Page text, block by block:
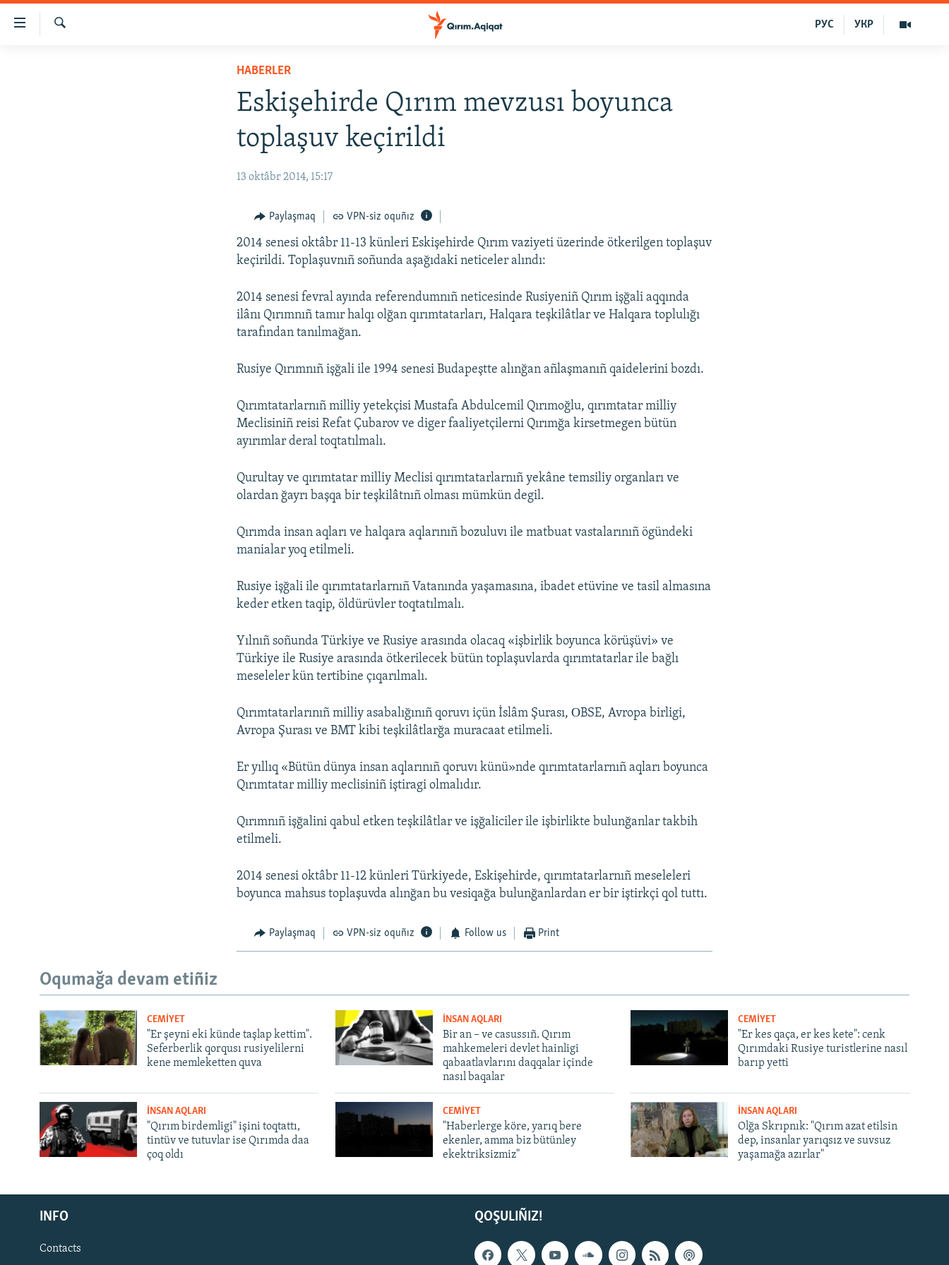
açıqlığı
Русский
Українською
QOŞULIÑIZ!
УКР
РУС
HABERLER
Eskişehirde Qırım mevzusı boyunca
toplaşuv keçirildi
13 oktâbr 2014, 15:17
Paylaşmaq VPN-siz oquñız
2014 senesi oktâbr 11-13 künleri Eskişehirde Qırım vaziyeti üzerinde ötkerilgen toplaşuv
keçirildi. Toplaşuvnıñ soñunda aşağıdaki neticeler alındı:
2014 senesi fevral ayında referendumnıñ neticesinde Rusiyeniñ Qırım işğali aqqında
ilânı Qırımnıñ tamır halqı olğan qırımtatarları, Halqara teşkilâtlar ve Halqara toplulığı
tarafından tanılmağan.
Rusiye Qırımnıñ işğali ile 1994 senesi Budapeştte alınğan añlaşmanıñ qaidelerini bozdı.
Qırımtatarlarnıñ milliy yetekçisi Mustafa Abdulcemil Qırımoğlu, qırımtatar milliy
Meclisiniñ reisi Refat Çubarov ve diger faaliyetçilerni Qırımğa kirsetmegen bütün
ayırımlar deral toqtatılmalı.
Qurultay ve qırımtatar milliy Meclisi qırımtatarlarnıñ yekâne temsiliy organları ve
olardan ğayrı başqa bir teşkilâtnıñ olması mümkün degil.
Qırımda insan aqları ve halqara aqlarınıñ bozuluvı ile matbuat vastalarınıñ ögündeki
manialar yoq etilmeli.
Rusiye işğali ile qırımtatarlarnıñ Vatanında yaşamasına, ibadet etüvine ve tasil almasına
keder etken taqip, öldürüvler toqtatılmalı.
Yılnıñ soñunda Türkiye ve Rusiye arasında olacaq «işbirlik boyunca körüşüvi» ve
Türkiye ile Rusiye arasında ötkerilecek bütün toplaşuvlarda qırımtatarlar ile bağlı
meseleler kün tertibine çıqarılmalı.
Qırımtatarlarınıñ milliy asabalığınıñ qoruvı içün İslâm Şurası, ОBSE, Avropa birligi,
Avropa Şurası ve BMT kibi teşkilâtlarğa muracaat etilmeli.
Er yıllıq «Bütün dünya insan aqlarınıñ qoruvı künü»nde qırımtatarlarnıñ aqları boyunca
Qırımtatar milliy meclisiniñ iştiragi olmalıdır.
Qırımnıñ işğalini qabul etken teşkilâtlar ve işğaliciler ile işbirlikte bulunğanlar takbih
etilmeli.
2014 senesi oktâbr 11-12 künleri Türkiyede, Eskişehirde, qırımtatarlarnıñ meseleleri
boyunca mahsus toplaşuvda alınğan bu vesiqağa bulunğanlardan er bir iştirkçi qol tuttı.
Paylaşmaq VPN-siz oquñız Follow us Print
Oqumağa devam etiñiz
CEMİYET
"Er şeyni eki künde taşlap kettim".
Seferberlik qorqusı rusiyelilerni
kene memleketten quva
İNSAN AQLARI
Bir an – ve casussıñ. Qırım
mahkemeleri devlet hainligi
qabaatlavlarını daqqalar içinde
nasıl baqalar
CEMİYET
"Er kes qaça, er kes kete": cenk
Qırımdaki Rusiye turistlerine nasıl
barıp yetti
İNSAN AQLARI
"Qırım birdemligi" işini toqtattı,
tintüv ve tutuvlar ise Qırımda daa
çoq oldı
CEMİYET
"Haberlerge köre, yarıq bere
ekenler, amma biz bütünley
ekektriksizmiz"
İNSAN AQLARI
Olğa Skrıpnık: "Qırım azat etilsin
dep, insanlar yarıqsız ve suvsuz
yaşamağa azırlar"
QOŞULIÑIZ!
INFO
Contacts